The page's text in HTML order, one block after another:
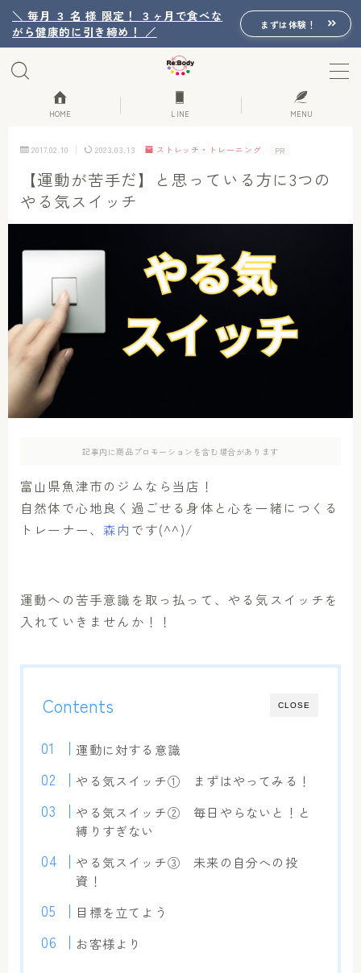
＼ 毎月 ３ 名 様 限定！ ３ヶ月で食べな
がら健康的に引き締め！ ／
まずは体験！
MENU
Re:Bodyの想い
Re:Bodyのセッション
初回体験詳細
Re:Bodyのメニュー
記事カテゴリー一覧
プロフィール
アクセス
HOME LINE MENU
2017.02.10 2023.03.13 ストレッチ・トレーニング PR
【運動が苦手だ】と思っている方に3つの
やる気スイッチ
記事内に商品プロモーションを含む場合があります
富山県魚津市のジムなら当店！
自然体で心地良く過ごせる身体と心を一緒につくる
トレーナー、 森内 です(^^)/
運動への苦手意識を取っ払って、やる気スイッチを
入れていきませんか！！
CLOSE
Contents
運動に対する意識
やる気スイッチ① まずはやってみる！
やる気スイッチ② 毎日やらないと！と
縛りすぎない
やる気スイッチ③ 未来の自分への投
資！
目標を立てよう
お客様より